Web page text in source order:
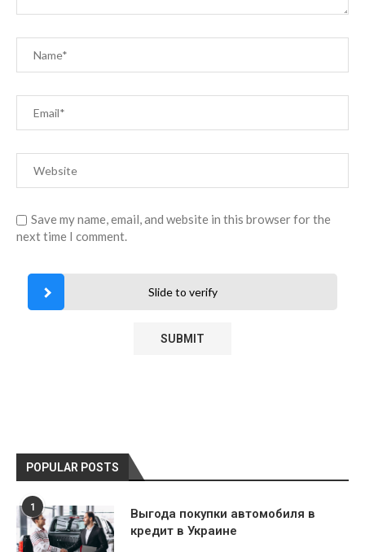
Save my name, email, and website in this browser for the
next time I comment.
Slide to verify
POPULAR POSTS
1
Выгода покупки автомобиля в
кредит в Украине